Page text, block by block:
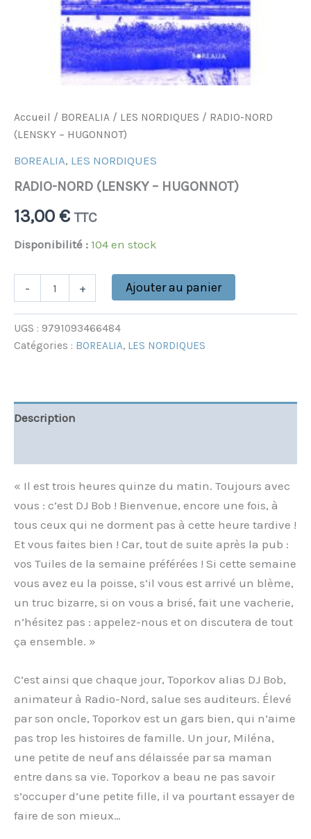
Accueil / BOREALIA / LES NORDIQUES / RADIO-NORD
(LENSKY – HUGONNOT)
BOREALIA, LES NORDIQUES
RADIO-NORD (LENSKY – HUGONNOT)
13,00 € TTC
Disponibilité : 104 en stock
- + Ajouter au panier
UGS : 9791093466484
Catégories : BOREALIA, LES NORDIQUES
Description
« Il est trois heures quinze du matin. Toujours avec
vous : c’est DJ Bob ! Bienvenue, encore une fois, à
tous ceux qui ne dorment pas à cette heure tardive !
Et vous faites bien ! Car, tout de suite après la pub :
vos Tuiles de la semaine préférées ! Si cette semaine
vous avez eu la poisse, s’il vous est arrivé un blème,
un truc bizarre, si on vous a brisé, fait une vacherie,
n’hésitez pas : appelez-nous et on discutera de tout
ça ensemble. »
C’est ainsi que chaque jour, Toporkov alias DJ Bob,
animateur à Radio-Nord, salue ses auditeurs. Élevé
par son oncle, Toporkov est un gars bien, qui n’aime
pas trop les histoires de famille. Un jour, Miléna,
une petite de neuf ans délaissée par sa maman
entre dans sa vie. Toporkov a beau ne pas savoir
s’occuper d’une petite fille, il va pourtant essayer de
faire de son mieux…